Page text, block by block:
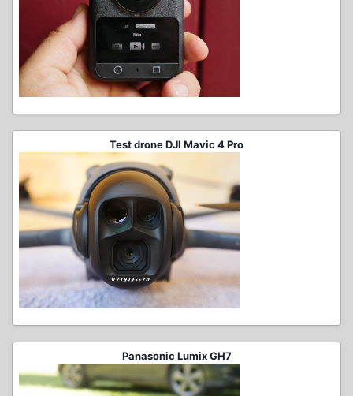
Test drone DJI Mavic 4 Pro
Panasonic Lumix GH7